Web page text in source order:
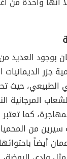
بوجود العديد
جزر
الطبيعي،
المرجانية
كما
من
أيضاً